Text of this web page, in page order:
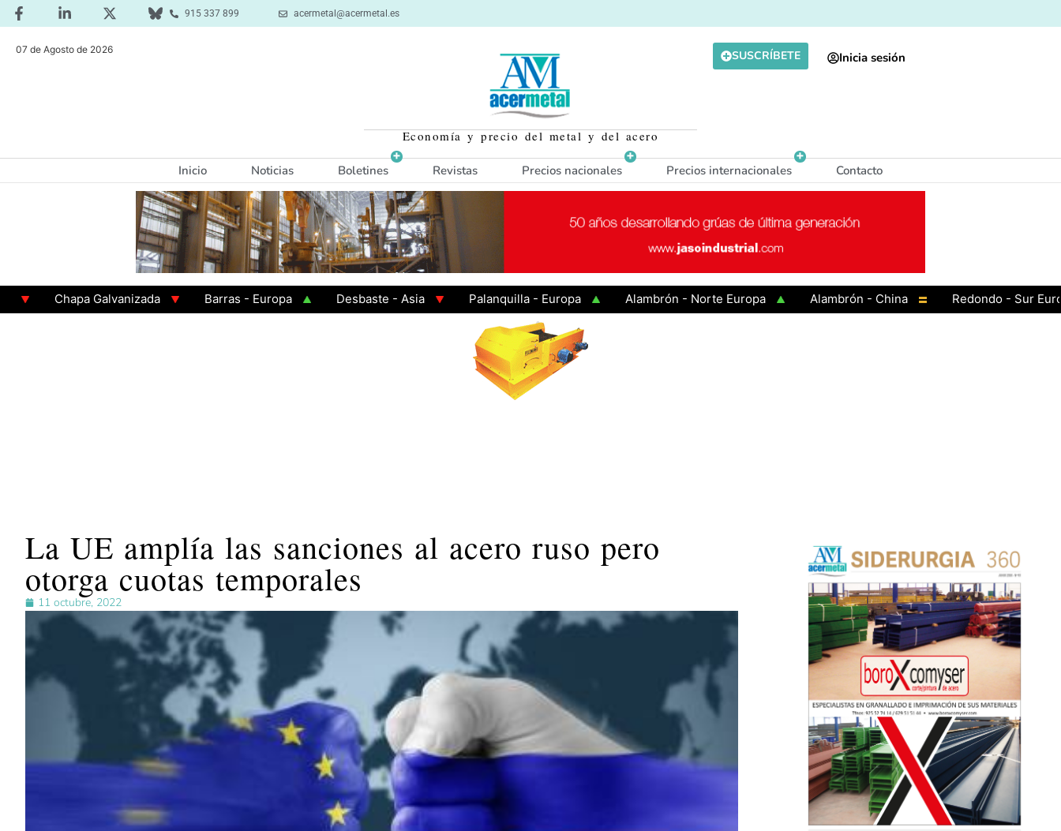
915 337 899 acermetal@acermetal.es
07 de Agosto de 2026
Economía y precio del metal y del acero
SUSCRÍBETE Inicia sesión
Inicio Noticias Boletines Revistas Precios nacionales Precios internacionales Contacto
Chapa Galvanizada Barras - Europa Desbaste - Asia Palanquilla - Europa Alambrón - Norte Europa Alambrón - China
Redondo - Sur Europa
La UE amplía las sanciones al acero ruso pero
otorga cuotas temporales
11 octubre, 2022